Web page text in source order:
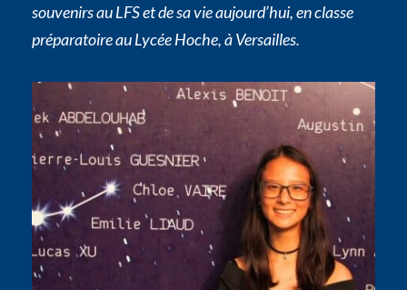
souvenirs au LFS et de sa vie aujourd’hui, en classe
préparatoire au Lycée Hoche, à Versailles.